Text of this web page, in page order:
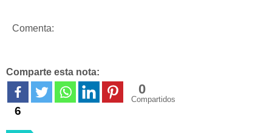
Comenta:
Comparte esta nota:
6
0
Compartidos